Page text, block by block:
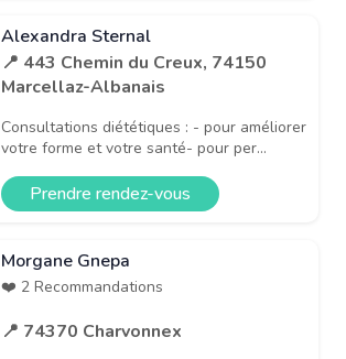
Alexandra Sternal
📍 443 Chemin du Creux, 74150
Marcellaz-Albanais
Consultations diététiques : - pour améliorer
votre forme et votre santé- pour per...
Prendre rendez-vous
Morgane Gnepa
❤️ 2 Recommandations
📍 74370 Charvonnex